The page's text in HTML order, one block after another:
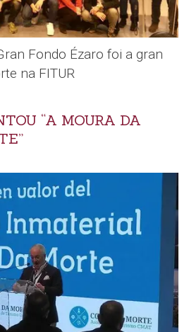
Fondo Ézaro foi a gran
na FITUR
“A MOURA DA